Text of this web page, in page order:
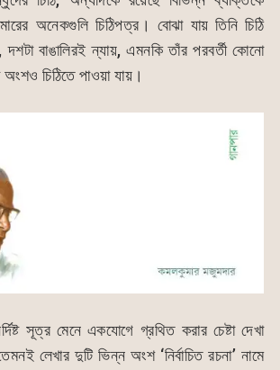
অনেকগুলি চিঠিপত্র। বোঝা যায় তিনি চিঠি
দশটা বাঙালিরই ন্যায়, এমনকি তাঁর পরবর্তী কোনো
অংশও চিঠিতে পাওয়া যায়।
সূত্র মেনে একযোগে গ্রথিত করার চেষ্টা দেখা
লেখার দুটি ভিন্ন অংশ ‘নির্বাচিত রচনা’ নামে